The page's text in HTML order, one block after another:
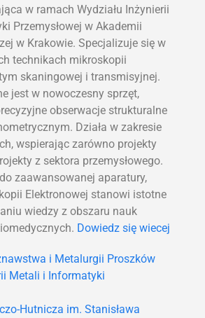
w ramach Wydziału Inżynierii
Przemysłowej w Akademii
w Krakowie. Specjalizuje się w
technikach mikroskopii
skaningowej i transmisyjnej.
jest w nowoczesny sprzęt,
obserwacje strukturalne
Działa w zakresie
wspierając zarówno projekty
z sektora przemysłowego.
zaawansowanej aparatury,
Elektronowej stanowi istotne
wiedzy z obszaru nauk
Dowiedz się wiecej
i Metalurgii Proszków
Metali i Informatyki
Hutnicza im. Stanisława